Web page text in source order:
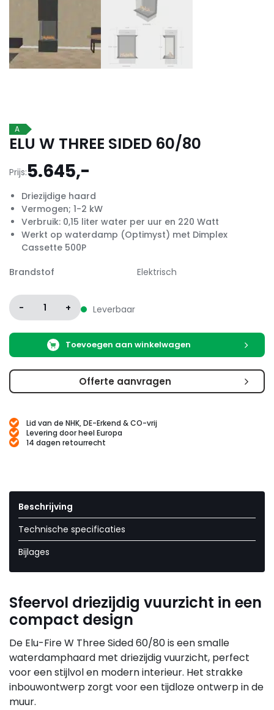
A
ELU W THREE SIDED 60/80
Prijs:5.645,-
Driezijdige haard
Vermogen; 1-2 kW
Verbruik: 0,15 liter water per uur en 220 Watt
Werkt op waterdamp (Optimyst) met Dimplex
Cassette 500P
Brandstof
Elektrisch
- 1 + Leverbaar
Toevoegen aan winkelwagen
Offerte aanvragen
Lid van de NHK, DE-Erkend & CO-vrij
Levering door heel Europa
14 dagen retourrecht
Beschrijving
Technische specificaties
Bijlages
Sfeervol driezijdig vuurzicht in een
compact design
De Elu-Fire W Three Sided 60/80 is een smalle
waterdamphaard met driezijdig vuurzicht, perfect
voor een stijlvol en modern interieur. Het strakke
inbouwontwerp zorgt voor een tijdloze ontwerp in de
muur.